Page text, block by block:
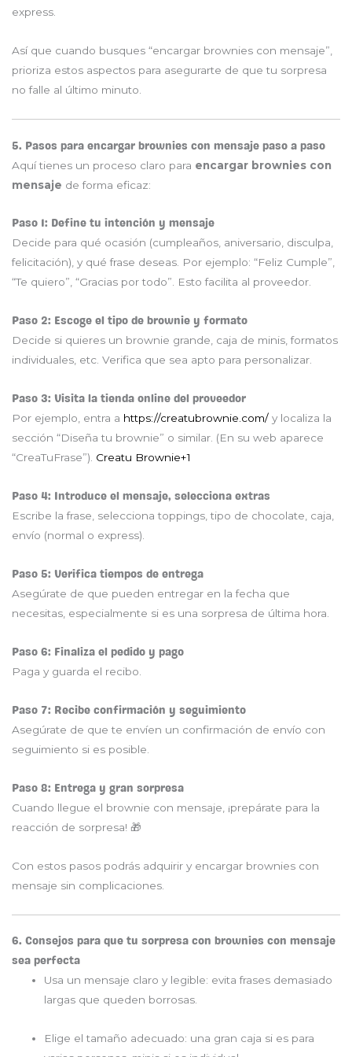
express.
Así que cuando busques “encargar brownies con mensaje”,
prioriza estos aspectos para asegurarte de que tu sorpresa
no falle al último minuto.
5. Pasos para encargar brownies con mensaje paso a paso
Aquí tienes un proceso claro para encargar brownies con
mensaje de forma eficaz:
Paso 1: Define tu intención y mensaje
Decide para qué ocasión (cumpleaños, aniversario, disculpa,
felicitación), y qué frase deseas. Por ejemplo: “Feliz Cumple”,
“Te quiero”, “Gracias por todo”. Esto facilita al proveedor.
Paso 2: Escoge el tipo de brownie y formato
Decide si quieres un brownie grande, caja de minis, formatos
individuales, etc. Verifica que sea apto para personalizar.
Paso 3: Visita la tienda online del proveedor
Por ejemplo, entra a https://creatubrownie.com/ y localiza la
sección “Diseña tu brownie” o similar. (En su web aparece
“CreaTuFrase”). Creatu Brownie+1
Paso 4: Introduce el mensaje, selecciona extras
Escribe la frase, selecciona toppings, tipo de chocolate, caja,
envío (normal o express).
Paso 5: Verifica tiempos de entrega
Asegúrate de que pueden entregar en la fecha que
necesitas, especialmente si es una sorpresa de última hora.
Paso 6: Finaliza el pedido y pago
Paga y guarda el recibo.
Paso 7: Recibe confirmación y seguimiento
Asegúrate de que te envíen un confirmación de envío con
seguimiento si es posible.
Paso 8: Entrega y gran sorpresa
Cuando llegue el brownie con mensaje, ¡prepárate para la
reacción de sorpresa! 🎁
Con estos pasos podrás adquirir y encargar brownies con
mensaje sin complicaciones.
6. Consejos para que tu sorpresa con brownies con mensaje
sea perfecta
Usa un mensaje claro y legible: evita frases demasiado
largas que queden borrosas.
Elige el tamaño adecuado: una gran caja si es para